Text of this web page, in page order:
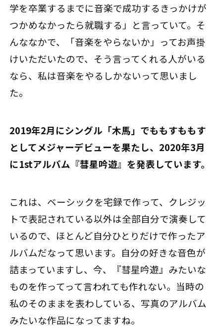
学を卒業するまでに音楽で成功するきっかけが
つかめなかったら就職する」と言っていて。そ
んななかで、「音楽をやらないか」ってお声掛
けいただいたので、そう言ってくれる人がいる
なら、私は音楽をやるしかないって思いまし
た。
――2019年2月にシングル「木馬」でももすももす
としてメジャーデビューを果たし、2020年3月
に1stアルバム『彗星吟遊』を発表しています。
これは、ベーシックを宅録で作って、クレジッ
トで表記されている以外は全部自分で演奏して
いるので、ほとんど自分ひとりだけで作ったア
ルバムだなって思います。自分の好きな音色が
詰まっていますし、今、『彗星吟遊』みたいな
ものを作ってって言われても作れない。当時の
私のそのままを表わしている、写真のアルバム
みたいな作品になってますね。